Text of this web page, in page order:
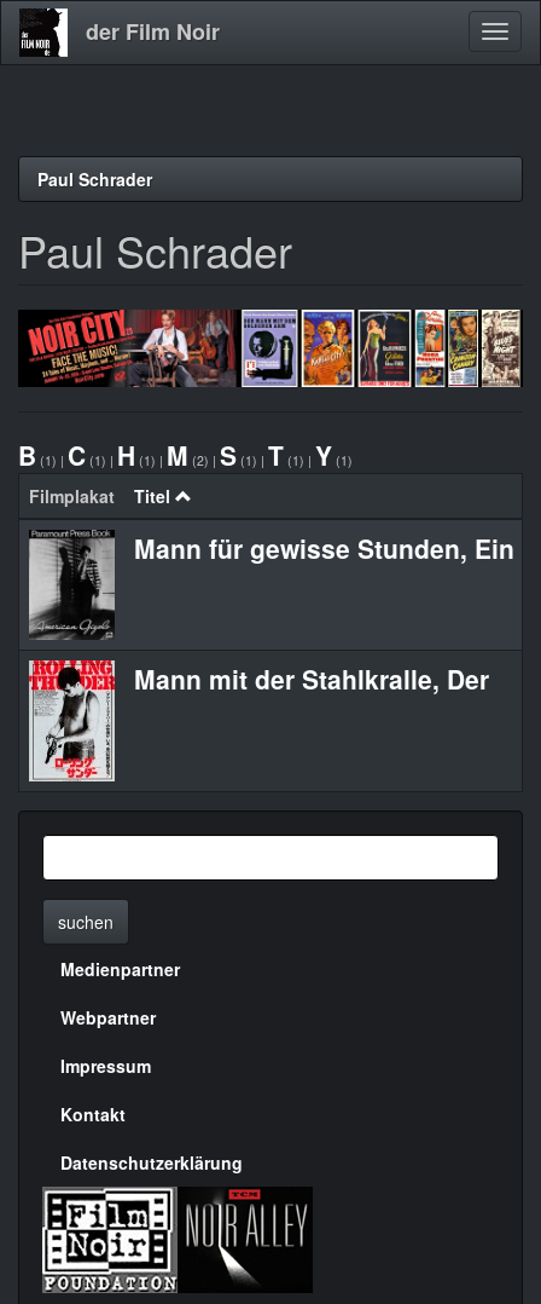
Direkt
der Film Noir
Paul Schrader
Paul Schrader
B (1) | C (1) | H (1) | M (2) | S (1) | T (1) | Y (1)
Filmplakat Titel
Mann für gewisse Stunden, Ein
Mann mit der Stahlkralle, Der
suchen
Menülinks
rechte
Seite
Medienpartner
Webpartner
Impressum
Kontakt
Datenschutzerklärung